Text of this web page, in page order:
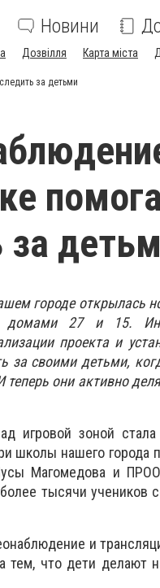
Новини
Дозвілля Карта міста
за детьми
за
городе открылась
27 и 15.
проекта и
за своими детьми,
они активно
игровой зоной
школы нашего города
Магомедова и
тысячи
и
тем, что дети делают